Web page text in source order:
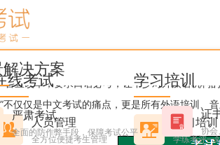
线考试
人员管理
全方位便捷考生管理
学习培训
学习培训
学练考评一
决方案
严肃考试
全面的防作弊手段，保障考试公平
证
协会
织口语视唱在线
11:41 阅读 1880
宣改革，要求口语必考，让不少对外汉语机构
仅仅是中文考试的痛点，更是所有外语培训、